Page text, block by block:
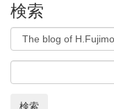
検索
検索